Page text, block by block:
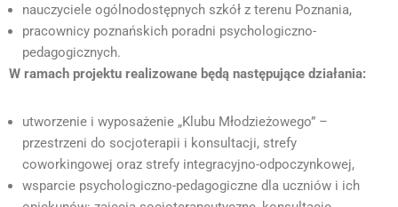
nauczyciele ogólnodostępnych szkół z terenu Poznania,
pracownicy poznańskich poradni psychologiczno-
pedagogicznych.
W ramach projektu realizowane będą następujące działania:
utworzenie i wyposażenie „Klubu Młodzieżowego” –
przestrzeni do socjoterapii i konsultacji, strefy
coworkingowej oraz strefy integracyjno-odpoczynkowej,
wsparcie psychologiczno-pedagogiczne dla uczniów i ich